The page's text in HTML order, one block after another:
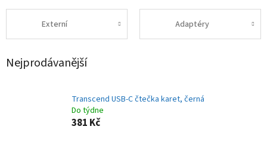
Externí Adaptéry
Nejprodávanější
Transcend USB-C čtečka karet, černá
Do týdne
381 Kč